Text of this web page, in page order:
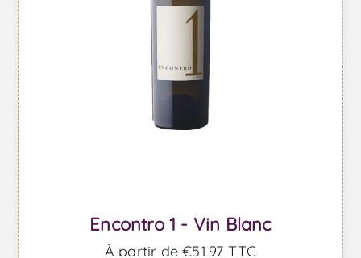
Encontro 1 - Vin Blanc
À partir de €51,97 TTC